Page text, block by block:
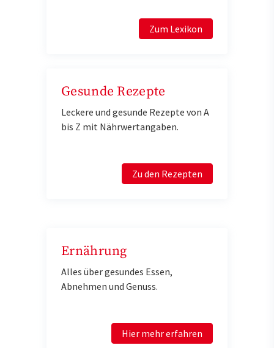
Zum Lexikon
Gesunde Rezepte
Leckere und gesunde Rezepte von A
bis Z mit Nährwertangaben.
Zu den Rezepten
Ernährung
Alles über gesundes Essen,
Abnehmen und Genuss.
Hier mehr erfahren